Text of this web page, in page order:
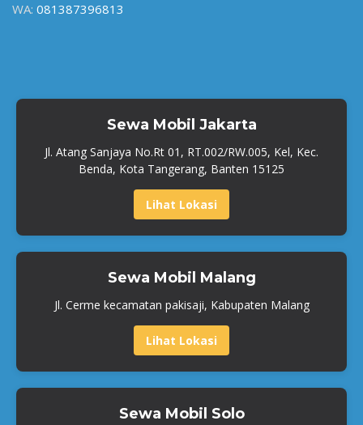
WA: 081387396813
Sewa Mobil Jakarta
Jl. Atang Sanjaya No.Rt 01, RT.002/RW.005, Kel, Kec.
Benda, Kota Tangerang, Banten 15125
Lihat Lokasi
Sewa Mobil Malang
Jl. Cerme kecamatan pakisaji, Kabupaten Malang
Lihat Lokasi
Sewa Mobil Solo